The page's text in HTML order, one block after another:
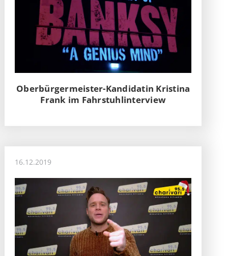
Oberbürgermeister-Kandidatin Kristina
Frank im Fahrstuhlinterview
16.12.2019